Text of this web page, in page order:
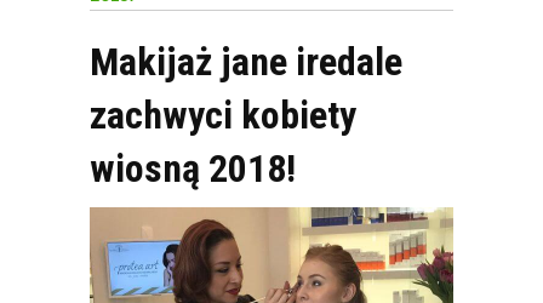
Makijaż jane iredale
zachwyci kobiety
wiosną 2018!